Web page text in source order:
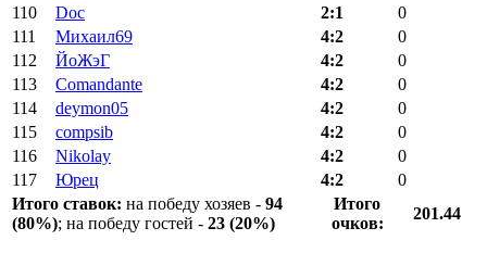
110
Doc 2:1
0
111
Михаил69 4:2
0
112
ЙоЖэГ 4:2
0
113
Comandante 4:2
0
114
deymon05 4:2
0
115
compsib 4:2
0
116
Nikolay 4:2
0
117
Юрец 4:2
0
Итого ставок: на победу хозяев - 94
(80%); на победу гостей - 23 (20%)
Итого
очков:
201.44